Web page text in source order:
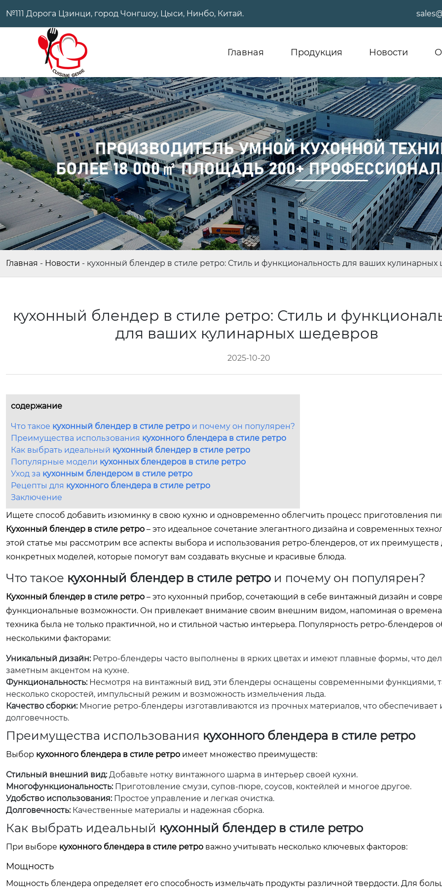
№111 Дорога Цзинци, город Чонгшоу, Цыси, Нинбо, Китай.
Главная Продукция Новости
Главная - Новости - кухонный блендер в стиле ретро: Стиль и функциональность для ваших
кухонный блендер в стиле ретро: Стиль и
для ваших кулинарных шедевров
2025-10-20
содержание
Что такое кухонный блендер в стиле ретро и почему он популярен?
Преимущества использования кухонного блендера в стиле ретро
Как выбрать идеальный кухонный блендер в стиле ретро
Популярные модели кухонных блендеров в стиле ретро
Уход за кухонным блендером в стиле ретро
Рецепты для кухонного блендера в стиле ретро
Заключение
Ищете способ добавить изюминку в свою кухню и одновременно облегчить процесс приготовления
Кухонный блендер в стиле ретро – это идеальное сочетание элегантного дизайна и современных
этой статье мы рассмотрим все аспекты выбора и использования ретро-блендеров, от их преимуществ
конкретных моделей, которые помогут вам создавать вкусные и красивые блюда.
Что такое кухонный блендер в стиле ретро и почему он популярен?
Кухонный блендер в стиле ретро – это кухонный прибор, сочетающий в себе винтажный дизайн и
функциональные возможности. Он привлекает внимание своим внешним видом, напоминая о
техника была не только практичной, но и стильной частью интерьера. Популярность ретро-блендеров
несколькими факторами:
Уникальный дизайн:Ретро-блендеры часто выполнены в ярких цветах и имеют плавные формы, что
заметным акцентом на кухне.
Функциональность:Несмотря на винтажный вид, эти блендеры оснащены современными функциями,
несколько скоростей, импульсный режим и возможность измельчения льда.
Качество сборки:Многие ретро-блендеры изготавливаются из прочных материалов, что обеспечивает
долговечность.
Преимущества использования кухонного блендера в стиле ретро
Выбор кухонного блендера в стиле ретро имеет множество преимуществ:
Стильный внешний вид:Добавьте нотку винтажного шарма в интерьер своей кухни.
Многофункциональность:Приготовление смузи, супов-пюре, соусов, коктейлей и многое другое.
Удобство использования:Простое управление и легкая очистка.
Долговечность:Качественные материалы и надежная сборка.
Как выбрать идеальный кухонный блендер в стиле ретро
При выборе кухонного блендера в стиле ретро важно учитывать несколько ключевых факторов:
Мощность
Мощность блендера определяет его способность измельчать продукты различной твердости. Для